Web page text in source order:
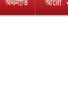
অর্থনীতি আরো